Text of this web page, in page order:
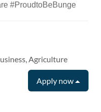
#ProudtoBeBunge
Agriculture
Apply now